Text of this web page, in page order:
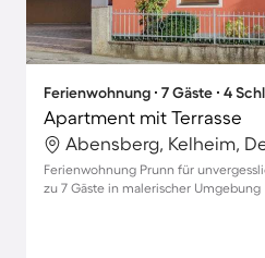
Ferienwohnung ∙ 7 Gäste ∙ 4
Apartment mit Terrasse
Abensberg, Kelheim,
Ferienwohnung Prunn für
zu 7 Gäste in malerischer Umgebung